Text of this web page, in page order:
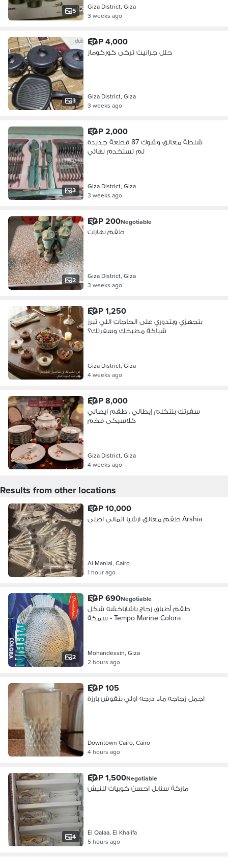
5
Giza District, Giza
3 weeks ago
3
EGP 4,000
حلل جرانيت تركى كوركوماز
Giza District, Giza
3 weeks ago
3
EGP 2,000
شنطة معالق وشوك 87 قطعة جديدة
لم تستخدم نهائي
Giza District, Giza
3 weeks ago
2
EGP 200Negotiable
طقم بهارات
Giza District, Giza
3 weeks ago
EGP 1,250
بتجهزي وبتدوري على الحاجات اللي تبرز
شياكة مطبخك وسفرتك؟
Giza District, Giza
4 weeks ago
EGP 8,000
سفرتك بتتكلم إيطالي ، طقم ايطالي
كلاسيكى فخم
Giza District, Giza
4 weeks ago
Results from other locations
EGP 10,000
طقم معالق ارشيا المانى اصلى Arshia
Al Manial, Cairo
1 hour ago
2
EGP 690Negotiable
طقم أطباق زجاج باشاباخشه شكل
سمكة - Tempo Marine Colora
Mohandessin, Giza
2 hours ago
EGP 105
اجمل زجاجه ماء درجه اولي بنقوش بارزة
Downtown Cairo, Cairo
4 hours ago
4
EGP 1,500Negotiable
ماركة سنابل احسن كوبيات للنيش
El Qalaa, El Khalifa
5 hours ago